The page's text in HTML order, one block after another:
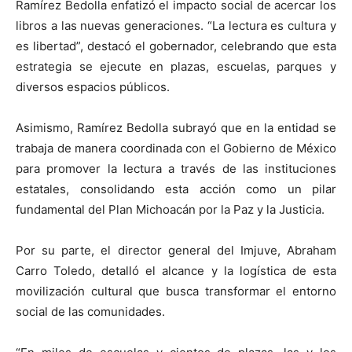
Ramírez Bedolla enfatizó el impacto social de acercar los
libros a las nuevas generaciones. “La lectura es cultura y
es libertad”, destacó el gobernador, celebrando que esta
estrategia se ejecute en plazas, escuelas, parques y
diversos espacios públicos.
Asimismo, Ramírez Bedolla subrayó que en la entidad se
trabaja de manera coordinada con el Gobierno de México
para promover la lectura a través de las instituciones
estatales, consolidando esta acción como un pilar
fundamental del Plan Michoacán por la Paz y la Justicia.
Por su parte, el director general del Imjuve, Abraham
Carro Toledo, detalló el alcance y la logística de esta
movilización cultural que busca transformar el entorno
social de las comunidades.